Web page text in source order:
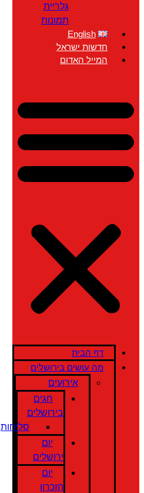
גלריית
תמונות
English
חדשות ישראל
המייל האדום
דף הבית
מה עושים בירושלים
אירועים
חגים
בירושלים
סליחות
יום
ירושלים
יום
הזכרון